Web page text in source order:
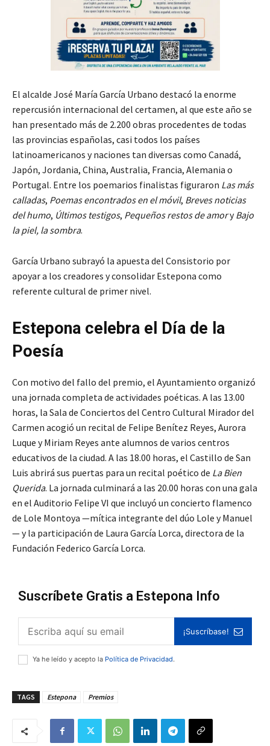
El alcalde José María García Urbano destacó la enorme
repercusión internacional del certamen, al que este año se
han presentado más de 2.200 obras procedentes de todas
las provincias españolas, casi todos los países
latinoamericanos y naciones tan diversas como Canadá,
Japón, Jordania, China, Australia, Francia, Alemania o
Portugal. Entre los poemarios finalistas figuraron Las más
calladas, Poemas encontrados en el móvil, Breves noticias
del humo, Últimos testigos, Pequeños restos de amoryBajo
la piel, la sombra.
García Urbano subrayó la apuesta del Consistorio por
apoyar a los creadores y consolidar Estepona como
referente cultural de primer nivel.
Estepona celebra el Día de la
Poesía
Con motivo del fallo del premio, el Ayuntamiento organizó
una jornada completa de actividades poéticas. A las 13.00
horas, la Sala de Conciertos del Centro Cultural Mirador del
Carmen acogió un recital de Felipe Benítez Reyes, Aurora
Luque y Miriam Reyes ante alumnos de varios centros
educativos de la ciudad. A las 18.00 horas, el Castillo de San
Luis abrirá sus puertas para un recital poético de La Bien
Querida. La jornada culminará a las 20.00 horas con una gala
en el Auditorio Felipe VI que incluyó un concierto flamenco
de Lole Montoya —mítica integrante del dúo Lole y Manuel
— y la participación de Laura García Lorca, directora de la
Fundación Federico García Lorca.
Suscríbete Gratis a Estepona Info
¡Suscríbase!
Ya he leído y acepto la Política de Privacidad.
TAGS Estepona Premios